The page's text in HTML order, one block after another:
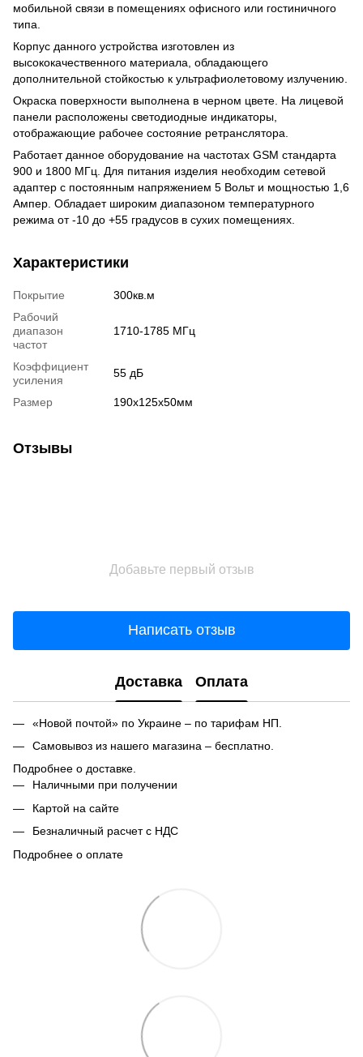
мобильной связи в помещениях офисного или гостиничного
типа.
Корпус данного устройства изготовлен из
высококачественного материала, обладающего
дополнительной стойкостью к ультрафиолетовому излучению.
Окраска поверхности выполнена в черном цвете. На лицевой
панели расположены светодиодные индикаторы,
отображающие рабочее состояние ретранслятора.
Работает данное оборудование на частотах GSM стандарта
900 и 1800 МГц. Для питания изделия необходим сетевой
адаптер с постоянным напряжением 5 Вольт и мощностью 1,6
Ампер. Обладает широким диапазоном температурного
режима от -10 до +55 градусов в сухих помещениях.
Характеристики
Покрытие
300кв.м
Рабочий
диапазон
частот
1710-1785 МГц
Коэффициент
усиления
55 дБ
Размер 190x125x50мм
Отзывы
Добавьте первый отзыв
Написать отзыв
Доставка Оплата
«Новой почтой» по Украине – по тарифам НП.
Самовывоз из нашего магазина – бесплатно.
Подробнее о доставке.
Наличными при получении
Картой на сайте
Безналичный расчет с НДС
Подробнее о оплате